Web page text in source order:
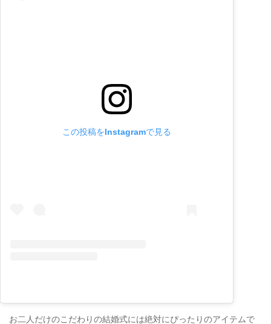
この投稿をInstagramで見る
お二人だけのこだわりの結婚式には絶対にぴったりのアイテムで